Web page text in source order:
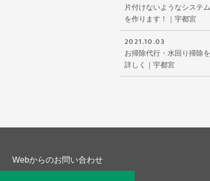
片付けないようなシステム
を作ります！｜宇都宮
2021.10.03
お掃除代行・水回り掃除を
詳しく｜宇都宮
Webからのお問い合わせ